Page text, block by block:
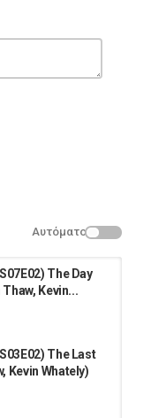
Καθώς προχωρά η
συνεργούς στην
καλλιτέχνης,
Αυτόματο
The Day
Kevin...
The Last
Kevin Whately)